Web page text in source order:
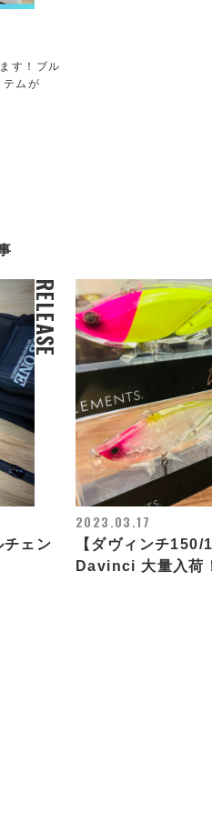
す！ブル
テムが
RELEASE
ェン
2023.03.17
【ダヴィンチ
Davinci 大量入荷